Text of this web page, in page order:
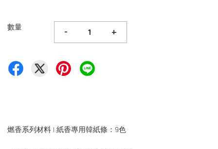
數量 - +
燃香系列材料 | 紙香專用韓紙條：9色